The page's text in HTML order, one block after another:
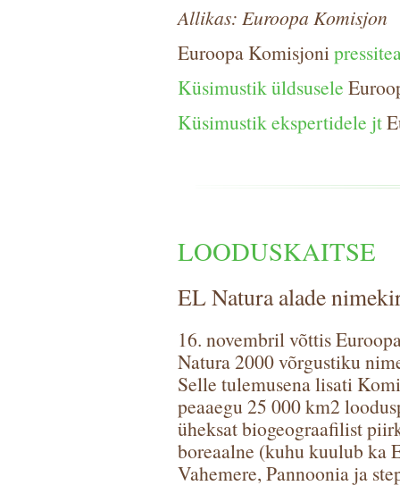
Allikas: Euroopa Komisjon
Euroopa Komisjoni
Küsimustik üldsusele
Küsimustik ekspertidele jt
LOODUSKAITSE
EL Natura alade
16. novembril võttis
Natura 2000 võrgustiku
Selle tulemusena lisati
peaaegu 25 000 km2
üheksat biogeograafilist
boreaalne (kuhu kuulub ka
Vahemere, Pannoonia ja